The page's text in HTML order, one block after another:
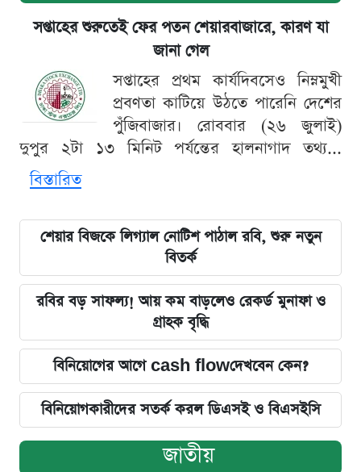
সপ্তাহের শুরুতেই ফের পতন শেয়ারবাজারে, কারণ যা
জানা গেল
সপ্তাহের প্রথম কার্যদিবসেও নিম্নমুখী
প্রবণতা কাটিয়ে উঠতে পারেনি দেশের
পুঁজিবাজার। রোববার (২৬ জুলাই)
দুপুর ২টা ১৩ মিনিট পর্যন্তের হালনাগাদ তথ্য...
বিস্তারিত
শেয়ার বিজকে লিগ্যাল নোটিশ পাঠাল রবি, শুরু নতুন
বিতর্ক
রবির বড় সাফল্য! আয় কম বাড়লেও রেকর্ড মুনাফা ও
গ্রাহক বৃদ্ধি
বিনিয়োগের আগে cash flowদেখবেন কেন?
বিনিয়োগকারীদের সতর্ক করল ডিএসই ও বিএসইসি
জাতীয়